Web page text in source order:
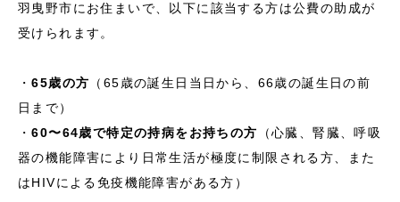
羽曳野市にお住まいで、以下に該当する方は公費の助成が
受けられます。
・65歳の方 （65歳の誕生日当日から、66歳の誕生日の前
日まで）
・60〜64歳で特定の持病をお持ちの方
（心臓、腎臓、呼吸
器の機能障害により日常生活が極度に制限される方、また
はHIVによる免疫機能障害がある方）